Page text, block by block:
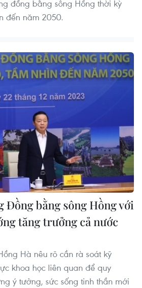
đồng bằng sông Hồng thời kỳ
đến năm 2050.
Đồng bằng sông Hồng với
tăng trưởng cả nước
Hà nêu rõ cần rà soát kỹ
khoa học liên quan để quy
ý tưởng, sức sống tinh thần mới